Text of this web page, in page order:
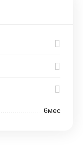
6мес